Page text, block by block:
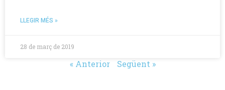
LLEGIR MÉS »
28 de març de 2019
« Anterior Següent »